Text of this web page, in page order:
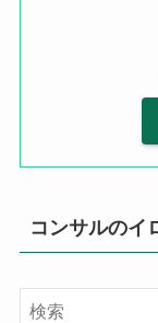
コンサルのイ